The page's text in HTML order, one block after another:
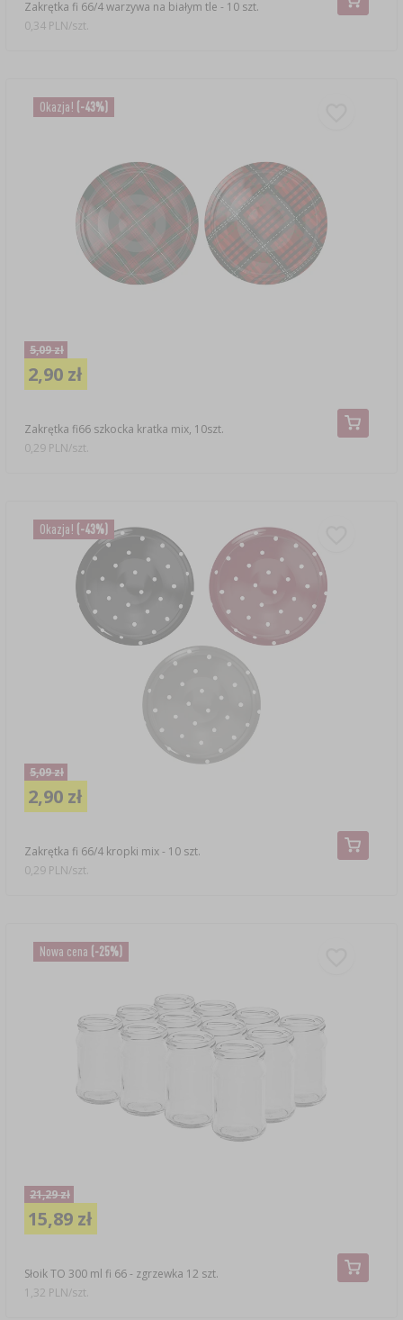
Zakrętka fi 66/4 warzywa na białym tle - 10 szt.
0,34 PLN/szt.
Okazja! (-43%)
Zakrętka fi66 szkocka kratka mix, 10szt.
5,09 zł
2,90 zł
0,29 PLN/szt.
Okazja! (-43%)
Zakrętka fi 66/4 kropki mix - 10 szt.
5,09 zł
2,90 zł
0,29 PLN/szt.
Nowa cena (-25%)
Słoik TO 300 ml fi 66 - zgrzewka 12 szt.
21,29 zł
15,89 zł
1,32 PLN/szt.